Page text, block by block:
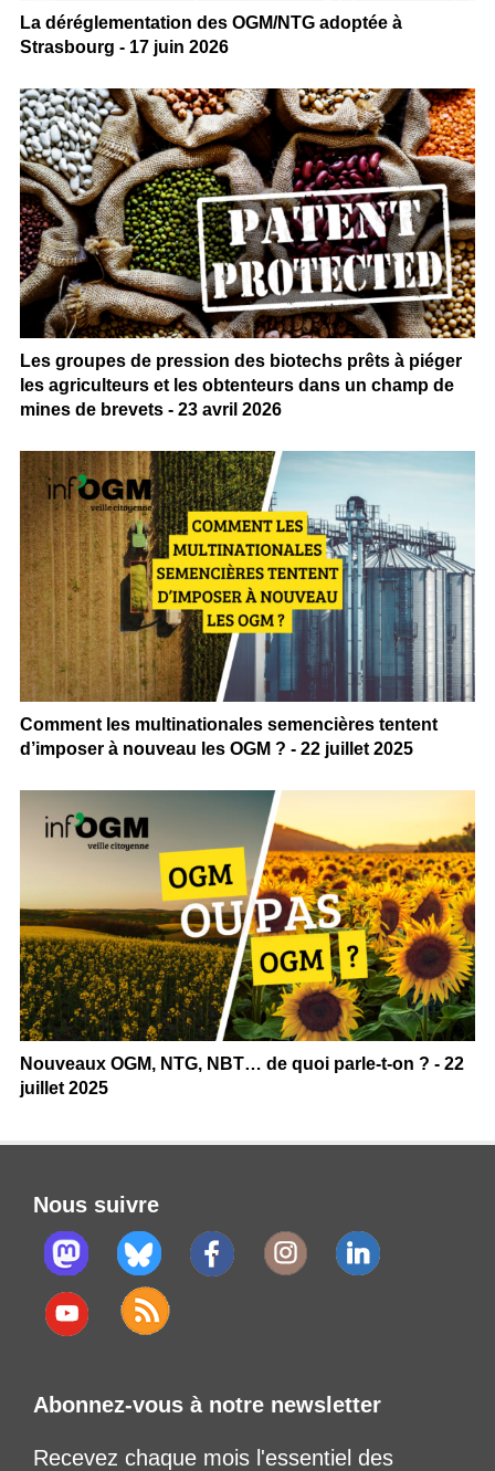
La déréglementation des OGM/NTG adoptée à
Strasbourg - 17 juin 2026
Les groupes de pression des biotechs prêts à piéger
les agriculteurs et les obtenteurs dans un champ de
mines de brevets - 23 avril 2026
Comment les multinationales semencières tentent
d’imposer à nouveau les OGM ? - 22 juillet 2025
Nouveaux OGM, NTG, NBT… de quoi parle-t-on ? - 22
juillet 2025
Nous suivre
Abonnez-vous à notre newsletter
Recevez chaque mois l'essentiel des